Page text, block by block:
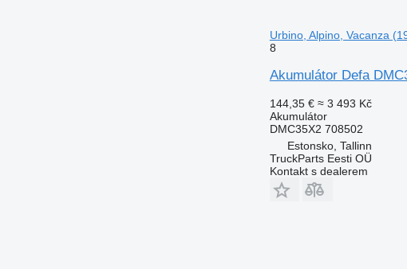
Urbino, Alpino, Vacanza
8
Akumulátor Defa
144,35 € ≈ 3 493 Kč
Akumulátor
DMC35X2 708502
Estonsko, Tallinn
TruckParts Eesti OÜ
Kontakt s dealerem